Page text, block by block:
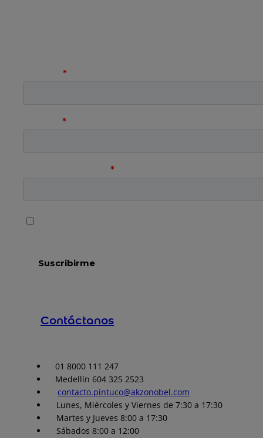
Contáctanos
01 8000 111 247
Medellín 604 325 2523
contacto.pintuco@akzonobel.com
Lunes, Miércoles y Viernes de 7:30 a 17:30
Martes y Jueves 8:00 a 17:30
Sábados 8:00 a 12:00